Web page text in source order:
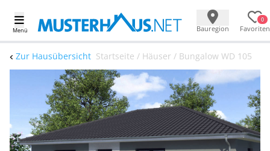
Menü Bauregion
0
Favoriten
Zur Hausübersicht Startseite / Häuser / Bungalow WD 105